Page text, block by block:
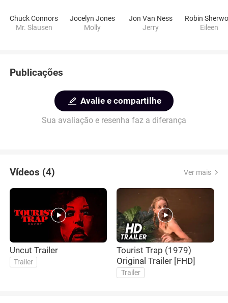
Chuck Connors
Mr. Slausen
Jocelyn Jones
Molly
Jon Van Ness
Jerry
Eileen
Publicações
Avalie e compartilhe
Sua avaliação e resenha faz a diferança
Vídeos (4) Ver mais
Uncut Trailer
Trailer
Tourist Trap (1979)
Original Trailer [FHD]
Trailer